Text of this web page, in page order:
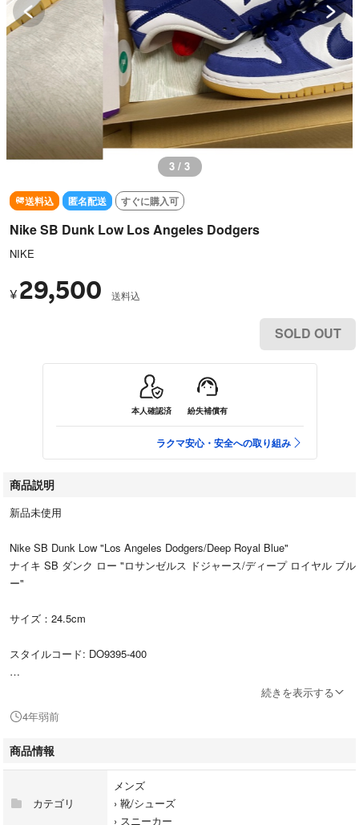
3 / 3
送料込 匿名配送 すぐに購入可
Nike SB Dunk Low Los Angeles Dodgers
NIKE
¥ 29,500 送料込
SOLD OUT
本人確認済 紛失補償有
ラクマ安心・安全への取り組み
商品説明
新品未使用
Nike SB Dunk Low "Los Angeles Dodgers/Deep Royal Blue"
ナイキ SB ダンク ロー "ロサンゼルス ドジャース/ディープ ロイヤル ブル
ー"
サイズ：24.5cm
スタイルコード: DO9395-400
SNKRS にて購入
他サイトにも出品しておりますので、入れ違い等で購入されてしまってい
すり替え防止の為購入後の返品交換はお断りさせて頂きます。
続きを表示する
4年弱前
商品情報
カテゴリ
メンズ
› 靴/シューズ
› スニーカー